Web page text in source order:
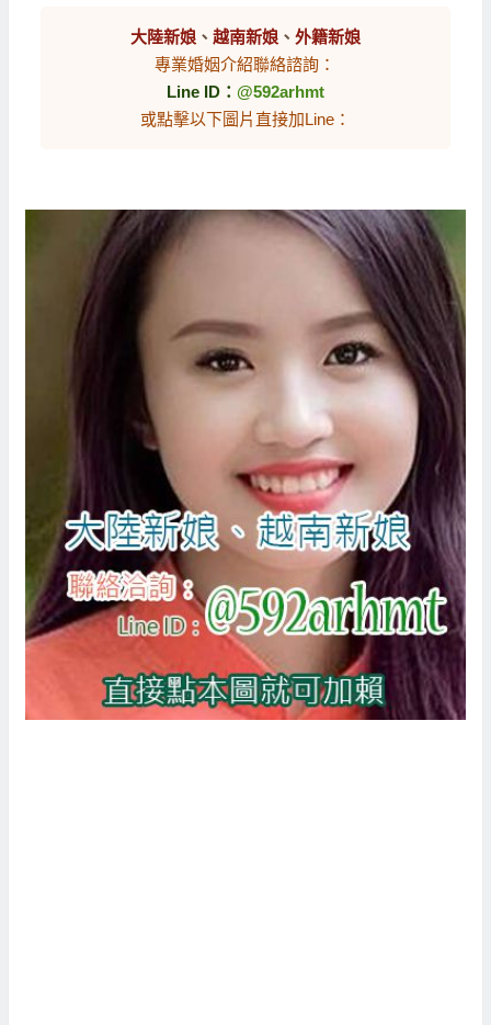
大陸新娘、 越南新娘、 外籍新娘
專業婚姻介紹聯絡諮詢：
Line ID： @592arhmt
或點擊以下圖片直接加Line：